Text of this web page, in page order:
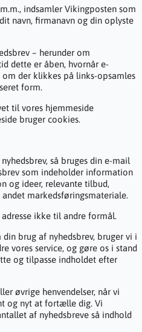
indsamler Vikingposten som
navn, firmanavn og din oplyste
– herunder om
dette er åben, hvornår e-
der klikkes på links-opsamles
form.
til vores hjemmeside
bruger cookies.
så bruges din e-mail
som indeholder information
og ideer, relevante tilbud,
markedsføringsmateriale.
ikke til andre formål.
brug af nyhedsbrev, bruger vi i
vores service, og gøre os i stand
og tilpasse indholdet efter
øvrige henvendelser, når vi
og nyt at fortælle dig. Vi
af nyhedsbreve så indhold